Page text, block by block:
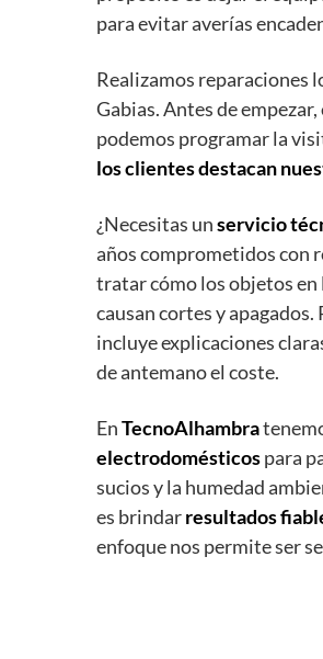
para evitar averías
Realizamos reparaciones
Gabias. Antes de
podemos programar la
los clientes destacan
¿Necesitas unservicio
años comprometidos con
tratar cómo los objetos en
causan cortes y
incluye explicaciones
de antemano el coste.
EnTecnoAlhambra
electrodomésticospara
sucios y la humedad
es brindarresultados
enfoque nos permite ser